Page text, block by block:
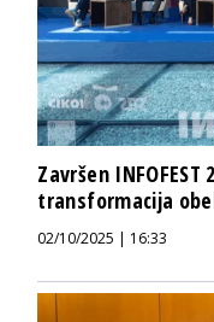
Završen
transformacija
02/10/2025 | 16:33